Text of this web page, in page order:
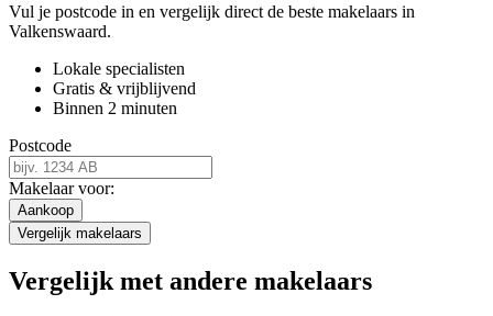
Vul je postcode in en vergelijk direct de beste makelaars in
Valkenswaard.
Lokale specialisten
Gratis & vrijblijvend
Binnen 2 minuten
Postcode
Makelaar voor:
Aankoop
Vergelijk makelaars
Vergelijk met andere makelaars